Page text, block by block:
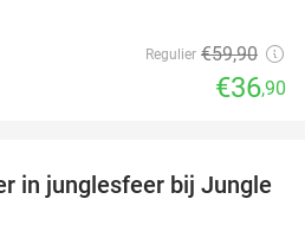
Regulier €59,90
€36,90
21%
in junglesfeer bij Jungle